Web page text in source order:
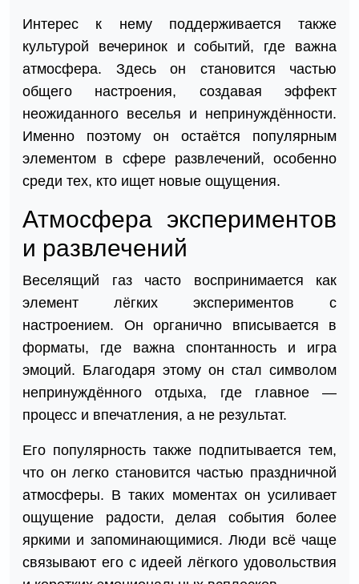
Интерес к нему поддерживается также
культурой вечеринок и событий, где важна
атмосфера. Здесь он становится частью
общего настроения, создавая эффект
неожиданного веселья и непринуждённости.
Именно поэтому он остаётся популярным
элементом в сфере развлечений, особенно
среди тех, кто ищет новые ощущения.
Атмосфера экспериментов
и развлечений
Веселящий газ часто воспринимается как
элемент лёгких экспериментов с
настроением. Он органично вписывается в
форматы, где важна спонтанность и игра
эмоций. Благодаря этому он стал символом
непринуждённого отдыха, где главное —
процесс и впечатления, а не результат.
Его популярность также подпитывается тем,
что он легко становится частью праздничной
атмосферы. В таких моментах он усиливает
ощущение радости, делая события более
яркими и запоминающимися. Люди всё чаще
связывают его с идеей лёгкого удовольствия